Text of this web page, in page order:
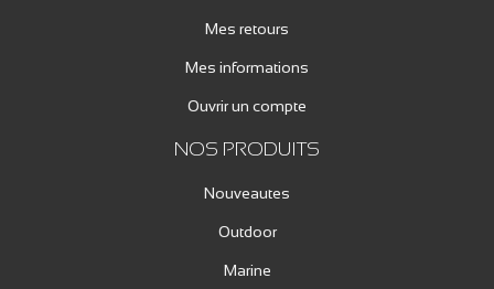
Mes retours
Mes informations
Ouvrir un compte
NOS PRODUITS
Nouveautes
Outdoor
Marine